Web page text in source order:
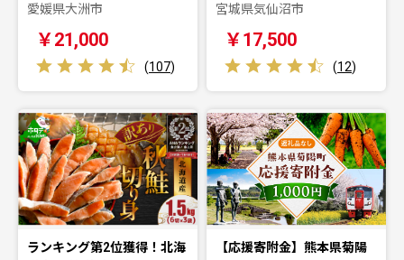
愛媛県大洲市
￥21,000
(107)
宮城県気仙沼市
￥17,500
(12)
ランキング第2位獲得！北海
【応援寄附金】熊本県菊陽